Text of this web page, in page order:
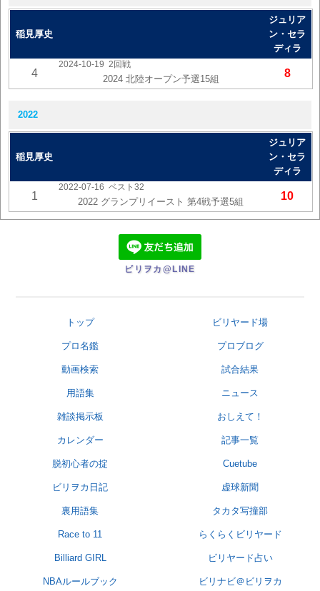
稲見厚史
ジュリア
ン・セラ
ディラ
4
2024-10-19 2回戦
2024 北陸オープン予選15組 8
2022
稲見厚史
ジュリア
ン・セラ
ディラ
1
2022-07-16 ベスト32
2022 グランプリイースト 第4戦予選5組 10
ビリヲカ@LINE
トップ ビリヤード場
プロ名鑑 プロブログ
動画検索 試合結果
用語集 ニュース
雑談掲示板 おしえて！
カレンダー 記事一覧
脱初心者の掟 Cuetube
ビリヲカ日記 虚球新聞
裏用語集 タカタ写撞部
Race to 11 らくらくビリヤード
Billiard GIRL ビリヤード占い
NBAルールブック ビリナビ＠ビリヲカ